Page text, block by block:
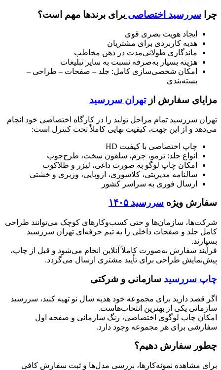
چرا سررسید اختصاصی برای برندها مهم است؟
ایجاد هویت بصری قوی
هدیه کاربردی برای مشتریان
ماندگاری طولانی‌مدت در ذهن مخاطب
هزینه بسیار به‌صرفه نسبت به سایر تبلیغات
امکان شخصی‌سازی کامل: جلد – صفحات – طراحی –
بسته‌بندی
مزایای سفارش ازتهران سررسید
تهران سررسید تمام مراحل تولید را در کارگاه اختصاصی خود انجام
می‌دهد و از این جهت، کیفیت نهایی کاملاً تحت کنترل است:
چاپ اختصاصی با کیفیت HD
انواع جلد: ترمو، چرم، سلفون سخت، طرح‌چوب
امکان چاپ لوگو به صورت داغی، لیزر و طلاکوب
سالنامه مدیریتی، کلاسوری، اروپایی، وزیری و خشتی
ارسال فوری به سراسر کشور
سفارش ویژه سررسید ۱۴۰۵
شرکت‌ها، سازمان‌ها و حتی کسب‌وکارهای کوچک می‌توانند طراحی
کامل جلد و صفحات داخلی را به تیم حرفه‌ای تهران سررسید
بسپارند.
فرآیند سفارش به‌صورت کاملاً آنلاین انجام می‌شود و قبل از چاپ،
پیش‌نمایش طراحی برای تأیید مشتری ارسال می‌گردد.
چاپ سررسید سازمانی و شرکتی
اگر قصد دارید برای مجموعه خود هدیه سال نو تهیه کنید، سررسید
سازمانی یکی از بهترین انتخاب‌هاست.
امکان چاپ لوگوی اختصاصی، رنگ سازمانی و صفحه اول
سفارشی برای هر مجموعه وجود دارد.
چطور سفارش دهیم؟
برای مشاهده نمونه‌کارها، بررسی مدل‌ها و ثبت سفارش کافی